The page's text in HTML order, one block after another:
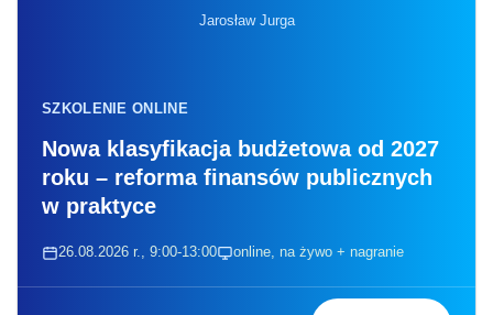
Jarosław Jurga
SZKOLENIE ONLINE
Nowa klasyfikacja budżetowa od 2027
roku – reforma finansów publicznych
w praktyce
26.08.2026 r., 9:00-13:00 online, na żywo + nagranie